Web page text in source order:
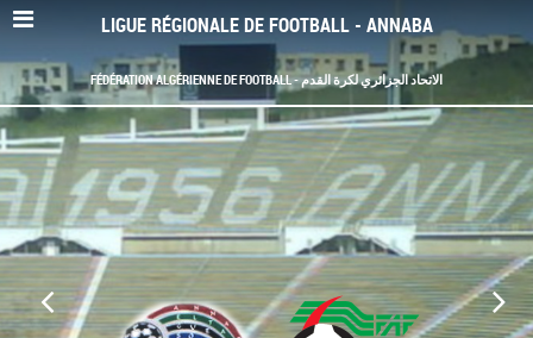
LIGUE RÉGIONALE DE FOOTBALL - ANNABA
FÉDÉRATION ALGÉRIENNE DE FOOTBALL - الاتحاد الجزائري لكرة القدم